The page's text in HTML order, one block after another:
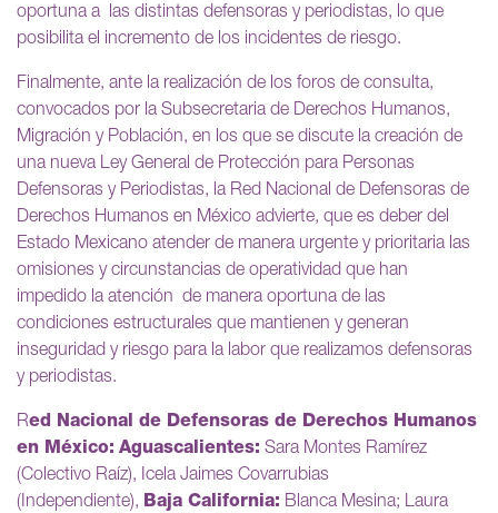
oportuna a las distintas defensoras y periodistas, lo que
posibilita el incremento de los incidentes de riesgo.
Finalmente, ante la realización de los foros de consulta,
convocados por la Subsecretaria de Derechos Humanos,
Migración y Población, en los que se discute la creación de
una nueva Ley General de Protección para Personas
Defensoras y Periodistas, la Red Nacional de Defensoras de
Derechos Humanos en México advierte, que es deber del
Estado Mexicano atender de manera urgente y prioritaria las
omisiones y circunstancias de operatividad que han
impedido la atención de manera oportuna de las
condiciones estructurales que mantienen y generan
inseguridad y riesgo para la labor que realizamos defensoras
y periodistas.
Red Nacional de Defensoras de Derechos Humanos
en México: Aguascalientes: Sara Montes Ramírez
(Colectivo Raíz), Icela Jaimes Covarrubias
(Independiente), Baja California: Blanca Mesina; Laura